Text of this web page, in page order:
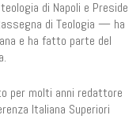
di Napoli e Preside
di Teologia — ha
e ha fatto parte del
per molti anni redattore
Italiana Superiori